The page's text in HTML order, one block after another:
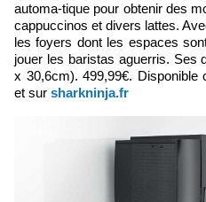
automa-tique pour obtenir des
cappuccinos et divers lattes.
les foyers dont les espaces
jouer les baristas aguerris. Ses
x 30,6cm). 499,99€. Disponible
et sur sharkninja.fr